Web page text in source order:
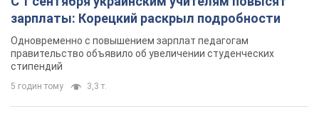
зарплаты: Корецкий раскрыл подробности
Одновременно с повышением зарплат педагогам
правительство объявило об увеличении студенческих
стипендий
5 годин тому 3,3 т.